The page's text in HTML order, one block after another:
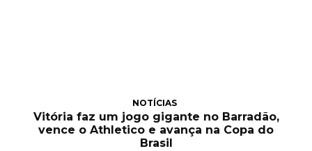
NOTÍCIAS
Vitória faz um jogo gigante no Barradão,
vence o Athletico e avança na Copa do
Brasil